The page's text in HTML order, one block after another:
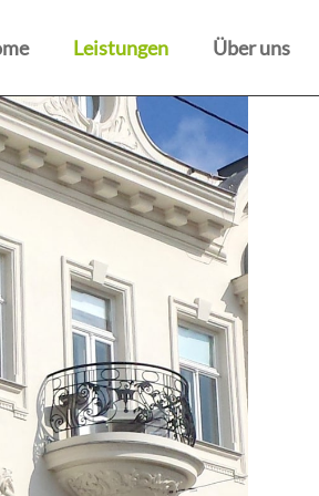
Leistungen Über uns